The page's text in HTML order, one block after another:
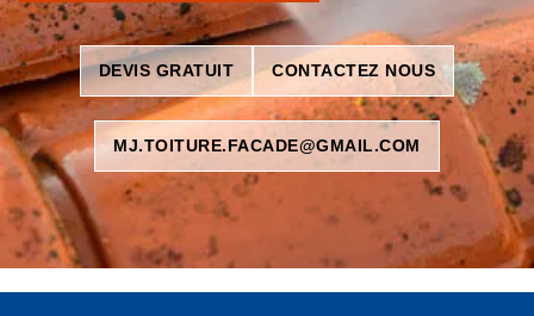
DEVIS GRATUIT CONTACTEZ NOUS
MJ.TOITURE.FACADE@GMAIL.COM